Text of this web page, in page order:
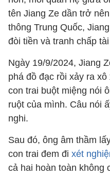
tên Jiang Ze dần trở
thông Trung Quốc,
đòi tiền và tranh chấp
Ngày 19/9/2024, Jiang
phá đồ đạc rồi xảy ra
con trai buột miệng nói
ruột của mình. Câu nói
nghi.
Sau đó, ông âm thầm
con trai đem đi xét
cả hai hoàn toàn không